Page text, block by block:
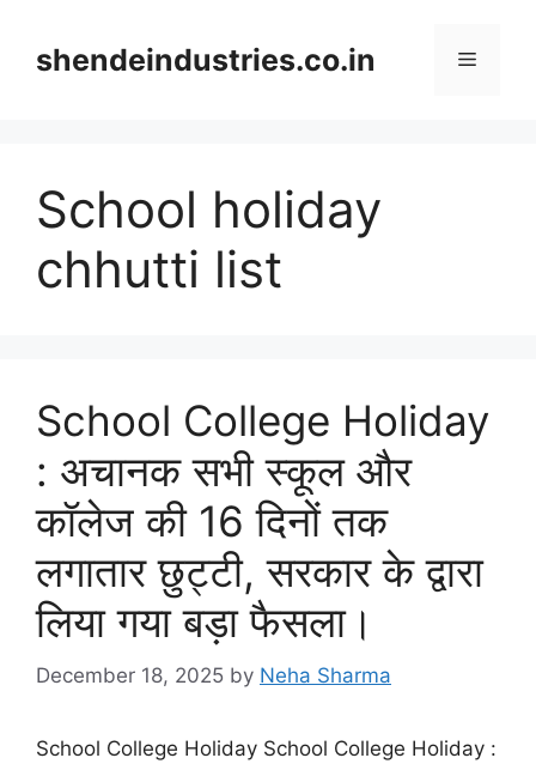
contentshendeindustries.co.in Menu
School holiday
chhutti list
School College Holiday
: अचानक सभी स्कूल और
कॉलेज की 16 दिनों तक
लगातार छुट्टी, सरकार के द्वारा
लिया गया बड़ा फैसला।
December 18, 2025 by Neha Sharma
School College Holiday School College Holiday :